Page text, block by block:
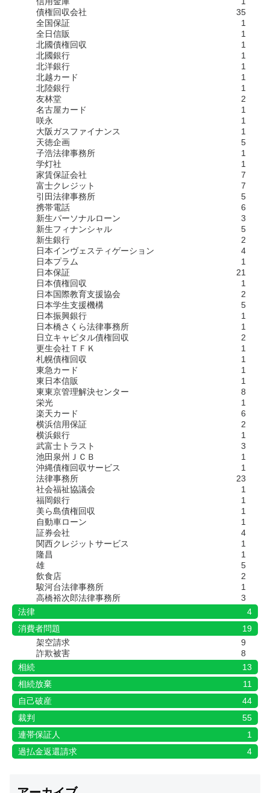
債権回収会社
35
全国保証
1
全日信販
1
北國債権回収
1
北國銀行
1
北洋銀行
1
北越カード
1
北陸銀行
1
友林堂
2
名古屋カード
1
咲永
1
大阪ガスファイナンス
1
天徳企画
5
子浩法律事務所
1
学灯社
1
家賃保証会社
7
富士クレジット
7
引田法律事務所
5
携帯電話
6
新生パーソナルローン
3
新生フィナンシャル
5
新生銀行
2
日本インヴェスティゲーション
4
日本プラム
1
日本保証
21
日本債権回収
1
日本国際教育支援協会
2
日本学生支援機構
5
日本振興銀行
1
日本橋さくら法律事務所
1
日立キャピタル債権回収
2
更生会社ＴＦＫ
1
札幌債権回収
1
東急カード
1
東日本信販
1
東東京管理解決センター
8
栄光
1
楽天カード
6
横浜信用保証
2
横浜銀行
1
武富士トラスト
3
池田泉州ＪＣＢ
1
沖縄債権回収サービス
1
法律事務所
23
社会福祉協議会
1
福岡銀行
1
美ら島債権回収
1
自動車ローン
1
証券会社
4
関西クレジットサービス
1
隆昌
1
雄
5
飲食店
2
駿河台法律事務所
1
高橋裕次郎法律事務所
3
法律
4
消費者問題
19
架空請求
9
詐欺被害
8
相続
13
相続放棄
11
自己破産
44
裁判
55
連帯保証人
1
過払金返還請求
4